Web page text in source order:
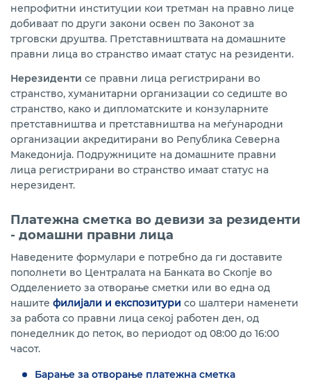
непрофитни институции кои третман на правно лице
добиваат по други закони освен по Законот за
трговски друштва. Претставништвата на домашните
правни лица во странство имаат статус на резиденти.
Нерезиденти се правни лица регистрирани во
странство, хуманитарни организации со седиште во
странство, како и дипломатските и конзуларните
претставништва и претставништва на меѓународни
организации акредитирани во Република Северна
Македонија. Подружниците на домашните правни
лица регистрирани во странство имаат статус на
нерезидент.
Платежна сметка во девизи за резиденти
- домашни правни лица
Наведените формулари е потребно да ги доставите
пополнети во Централата на Банката во Скопје во
Одделението за отворање сметки или во една од
нашите филијали и експозитури со шалтери наменети
за работа со правни лица секој работен ден, од
понеделник до петок, во периодот од 08:00 до 16:00
часот.
Барање за отворање платежна сметка